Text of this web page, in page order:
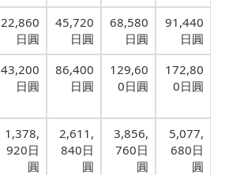
22,860
日圓
45,720
日圓
68,580
日圓
91,440
日圓
43,200
日圓
86,400
日圓
129,60
0日圓
172,80
0日圓
1,378,
920日
圓
2,611,
840日
圓
3,856,
760日
圓
5,077,
680日
圓